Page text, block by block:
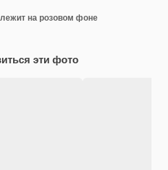
на розовом фоне
эти фото